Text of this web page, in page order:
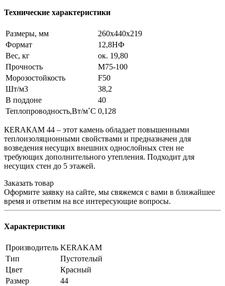
Технические характеристики
Размеры, мм
260х440х219
Формат
12,8НФ
Вес, кг
ок. 19,80
Прочность
М75-100
Морозостойкость
F50
Шт/м3
38,2
В поддоне
40
Теплопроводность,Вт/м˚С 0,128
КЕRАКАМ 44 – этот камень обладает повышенными
теплоизоляционными свойствами и предназначен для
возведения несущих внешних однослойных стен не
требующих дополнительного утепления. Подходит для
несущих стен до 5 этажей.
Заказать товар
Оформите заявку на сайте, мы свяжемся с вами в ближайшее
время и ответим на все интересующие вопросы.
Характеристики
Производитель KERAKAM
Тип
Пустотелый
Цвет
Красный
Размер
44